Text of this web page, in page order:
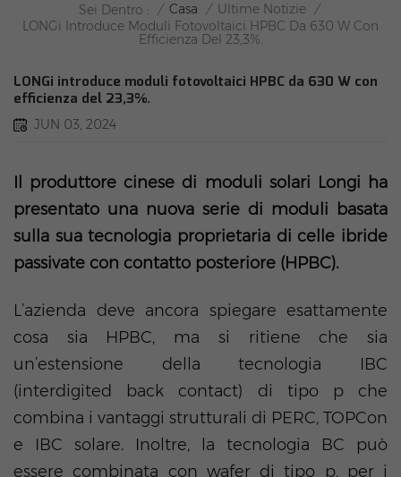
Sei Dentro : / Casa / Ultime Notizie /
LONGi Introduce Moduli Fotovoltaici HPBC Da 630 W Con
Efficienza Del 23,3%.
LONGi introduce moduli fotovoltaici HPBC da 630 W con
efficienza del 23,3%.
JUN 03, 2024
Il produttore cinese di moduli solari Longi ha
presentato una nuova serie di moduli basata
sulla sua tecnologia proprietaria di celle ibride
passivate con contatto posteriore (HPBC).
L’azienda deve ancora spiegare esattamente
cosa sia HPBC, ma si ritiene che sia
un’estensione della tecnologia IBC
(interdigited back contact) di tipo p che
combina i vantaggi strutturali di PERC, TOPCon
e IBC solare. Inoltre, la tecnologia BC può
essere combinata con wafer di tipo p, per i